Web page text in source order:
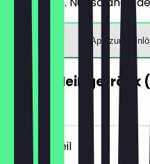
App zum
GRATIS
~4 € Vorteil